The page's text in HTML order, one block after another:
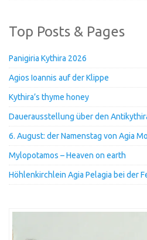
Top Posts & Pages
Panigiria Kythira 2026
Agios Ioannis auf der Klippe
Kythira’s thyme honey
Dauerausstellung über den
6. August: der Namenstag von Agia
Mylopotamos – Heaven on earth
Höhlenkirchlein Agia Pelagia bei der